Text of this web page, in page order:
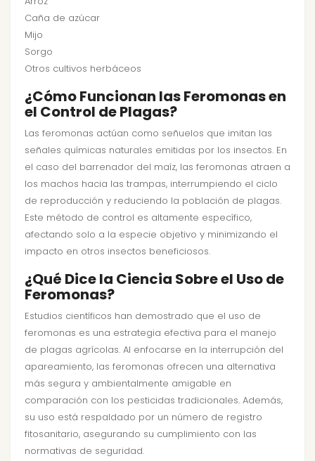
Caña de azúcar
Mijo
Sorgo
Otros cultivos herbáceos
¿Cómo Funcionan las Feromonas en
el Control de Plagas?
Las feromonas actúan como señuelos que imitan las
señales químicas naturales emitidas por los insectos. En
el caso del barrenador del maíz, las feromonas atraen a
los machos hacia las trampas, interrumpiendo el ciclo
de reproducción y reduciendo la población de plagas.
Este método de control es altamente específico,
afectando solo a la especie objetivo y minimizando el
impacto en otros insectos beneficiosos.
¿Qué Dice la Ciencia Sobre el Uso de
Feromonas?
Estudios científicos han demostrado que el uso de
feromonas es una estrategia efectiva para el manejo
de plagas agrícolas. Al enfocarse en la interrupción del
apareamiento, las feromonas ofrecen una alternativa
más segura y ambientalmente amigable en
comparación con los pesticidas tradicionales. Además,
su uso está respaldado por un número de registro
fitosanitario, asegurando su cumplimiento con las
normativas de seguridad.